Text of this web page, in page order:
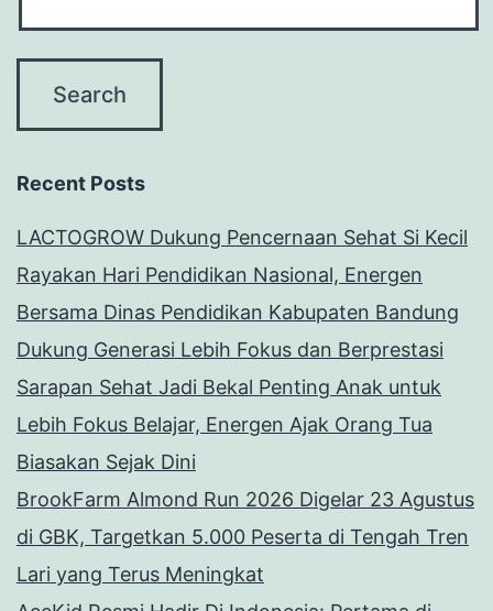
Recent Posts
LACTOGROW Dukung Pencernaan Sehat Si Kecil
Rayakan Hari Pendidikan Nasional, Energen
Bersama Dinas Pendidikan Kabupaten Bandung
Dukung Generasi Lebih Fokus dan Berprestasi
Sarapan Sehat Jadi Bekal Penting Anak untuk
Lebih Fokus Belajar, Energen Ajak Orang Tua
Biasakan Sejak Dini
BrookFarm Almond Run 2026 Digelar 23 Agustus
di GBK, Targetkan 5.000 Peserta di Tengah Tren
Lari yang Terus Meningkat